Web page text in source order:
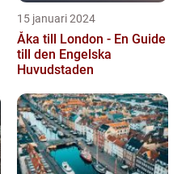
15 januari 2024
Åka till London - En Guide
till den Engelska
Huvudstaden